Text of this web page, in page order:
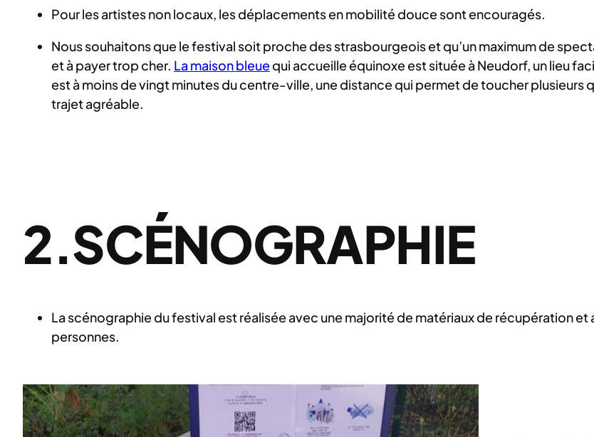
Pour les artistes non locaux, les déplacements en mobilité douce sont encouragés.
Nous souhaitons que le festival soit proche des strasbourgeois et qu’un maximum de
et à payer trop cher. La maison bleuequi accueille équinoxe est située à Neudorf, un lieu
est à moins de vingt minutes du centre-ville, une distance qui permet de toucher
trajet agréable.
2.SCÉNOGRAPHIE
La scénographie du festival est réalisée avec une majorité de matériaux de récupération
personnes.